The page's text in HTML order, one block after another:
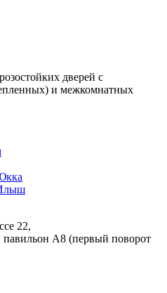
дверей с
и межкомнатных
22,
А8 (первый поворот